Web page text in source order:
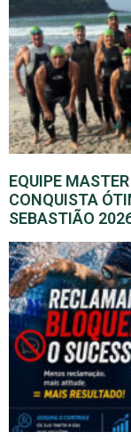
EQUIPE
CONQUISTA
SEBASTIÃO